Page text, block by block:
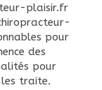
plaisir.fr
pour
des
pour
traite.